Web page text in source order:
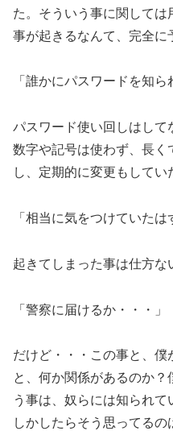
た。そういう事に関して
事が起きるなんて、完全に
「誰かにパスワードを知ら
パスワード使い回しはして
数字や記号は使わず、長く
し、定期的に変更もしてい
「相当に気をつけていたは
起きてしまった事は仕方な
「警察に届けるか・・・」
だけど・・・この事と、
と、何か関係があるのか
う事は、奴らには知られ
しかしたらそう思ってる